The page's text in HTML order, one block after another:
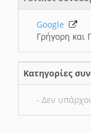
Google
Γρήγορη
Κατηγορίες
- Δεν